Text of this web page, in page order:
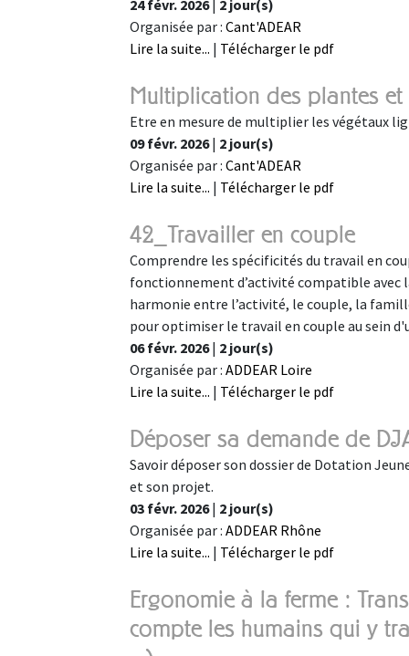
24 févr. 2026| 2 jour(s)
Organisée par : Cant'ADEAR
Lire la suite... | Télécharger le pdf
Multiplication des plantes
Etre en mesure de multiplier les végétaux
09 févr. 2026| 2 jour(s)
Organisée par : Cant'ADEAR
Lire la suite... | Télécharger le pdf
42_Travailler en couple
Comprendre les spécificités du travail en
fonctionnement d’activité compatible avec
harmonie entre l’activité, le couple, la
pour optimiser le travail en couple au sein
06 févr. 2026| 2 jour(s)
Organisée par : ADDEAR Loire
Lire la suite... | Télécharger le pdf
Déposer sa demande de
Savoir déposer son dossier de Dotation
et son projet.
03 févr. 2026| 2 jour(s)
Organisée par : ADDEAR Rhône
Lire la suite... | Télécharger le pdf
Ergonomie à la ferme :
compte les humains qui y